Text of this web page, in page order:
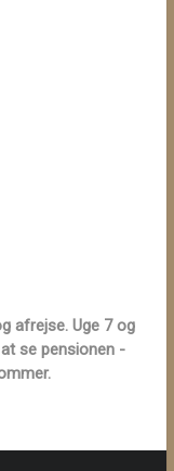
afrejse. Uge 7 og
se pensionen -